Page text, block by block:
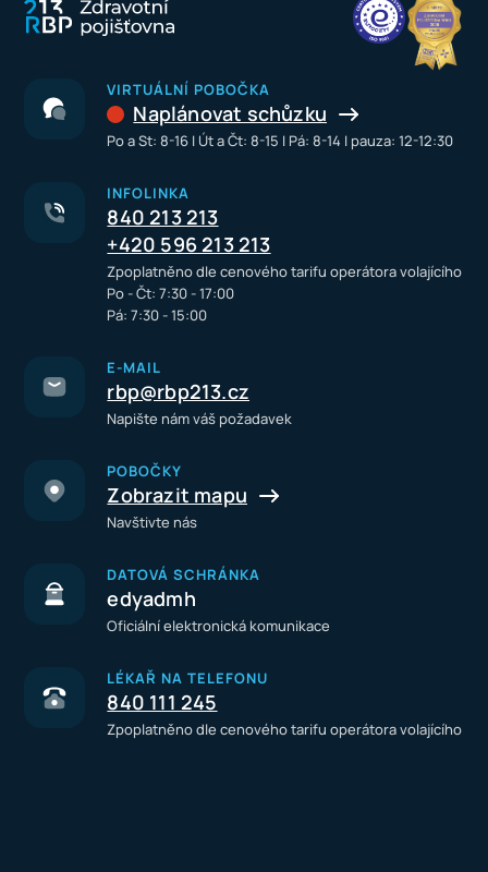
VIRTUÁLNÍ POBOČKA
Naplánovat schůzku
Po a St: 8-16 I Út a Čt: 8-15 I Pá: 8-14 I pauza: 12-12:30
INFOLINKA
840 213 213
+420 596 213 213
Zpoplatněno dle cenového tarifu operátora volajícího
Po - Čt: 7:30 - 17:00
Pá: 7:30 - 15:00
E-MAIL
rbp@rbp213.cz
Napište nám váš požadavek
POBOČKY
Zobrazit mapu
Navštivte nás
DATOVÁ SCHRÁNKA
edyadmh
Oficiální elektronická komunikace
LÉKAŘ NA TELEFONU
840 111 245
Zpoplatněno dle cenového tarifu operátora volajícího